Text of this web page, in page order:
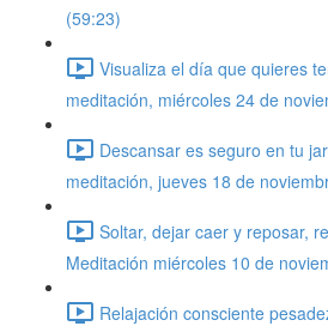
(59:23)
Visualiza el día que quieres
meditación, miércoles 24 de
Descansar es seguro en tu
meditación, jueves 18 de
Soltar, dejar caer y reposar,
Meditación miércoles 10 de
Relajación consciente